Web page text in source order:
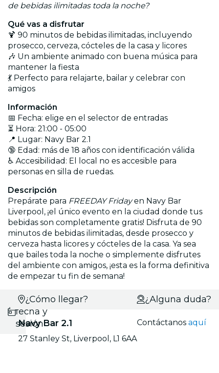
de bebidas ilimitadas toda la noche?
Qué vas a disfrutar
🍹 90 minutos de bebidas ilimitadas, incluyendo
prosecco, cerveza, cócteles de la casa y licores
🎶 Un ambiente animado con buena música para
mantener la fiesta
💃 Perfecto para relajarte, bailar y celebrar con
amigos
Información
📅 Fecha: elige en el selector de entradas
⏳ Hora: 21:00 - 05:00
📍 Lugar: Navy Bar 2.1
🔞 Edad: más de 18 años con identificación válida
♿ Accesibilidad: El local no es accesible para
personas en silla de ruedas.
Descripción
Prepárate para FREEDAY Fridayen Navy Bar
Liverpool, ¡el único evento en la ciudad donde tus
bebidas son completamente gratis! Disfruta de 90
minutos de bebidas ilimitadas, desde prosecco y
cerveza hasta licores y cócteles de la casa. Ya sea
que bailes toda la noche o simplemente disfrutes
del ambiente con amigos, ¡esta es la forma definitiva
de empezar tu fin de semana!
Selecciona
fecha y
sesión
¿Cómo llegar?
Navy Bar 2.1
27 Stanley St, Liverpool, L1 6AA
¿Alguna duda?
Contáctanosaquí